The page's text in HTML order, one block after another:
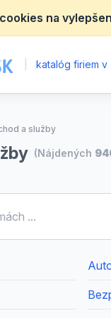
na
katalóg firiem v
a služby
(Nájdených